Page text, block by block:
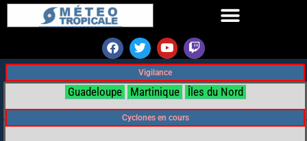
Vigilance
Guadeloupe Martinique Îles du Nord
Cyclones en cours